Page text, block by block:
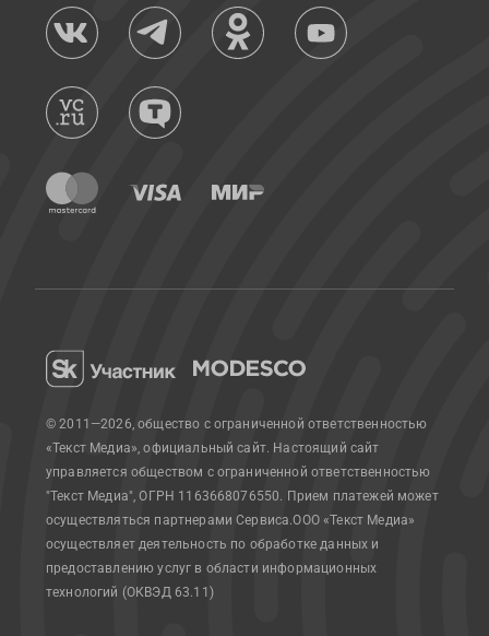
© 2011—2026, общество с ограниченной ответственностью
«Текст Медиа», официальный сайт. Настоящий сайт
управляется обществом с ограниченной ответственностью
"Текст Медиа", ОГРН 1163668076550. Прием платежей может
осуществляться партнерами Сервиса.ООО «Текст Медиа»
осуществляет деятельность по обработке данных и
предоставлению услуг в области информационных
технологий (ОКВЭД 63.11)